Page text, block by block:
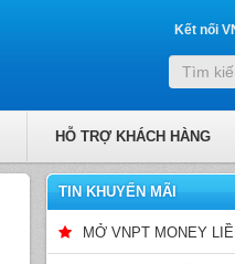
Kết nối
HỖ TRỢ KHÁCH HÀNG
TIN KHUYẾN MÃI
MỞ VNPT MONEY